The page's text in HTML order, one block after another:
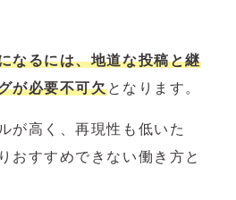
なるには、地道な投稿と継
が必要不可欠となります。
が高く、再現性も低いた
おすすめできない働き方と